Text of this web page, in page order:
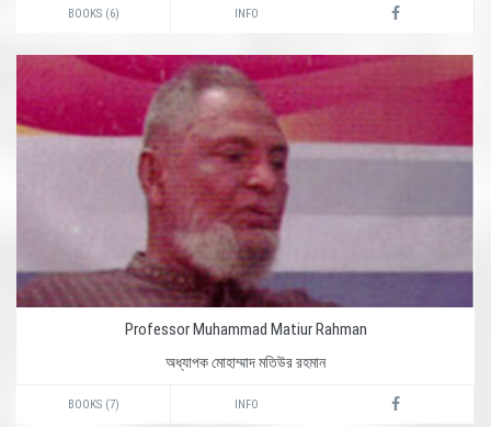
BOOKS (6) INFO
Professor Muhammad Matiur Rahman
অধ্যাপক মোহাম্মাদ মতিউর রহমান
BOOKS (7) INFO